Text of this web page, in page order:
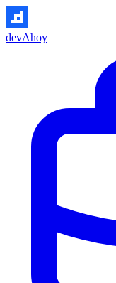
devAhoy